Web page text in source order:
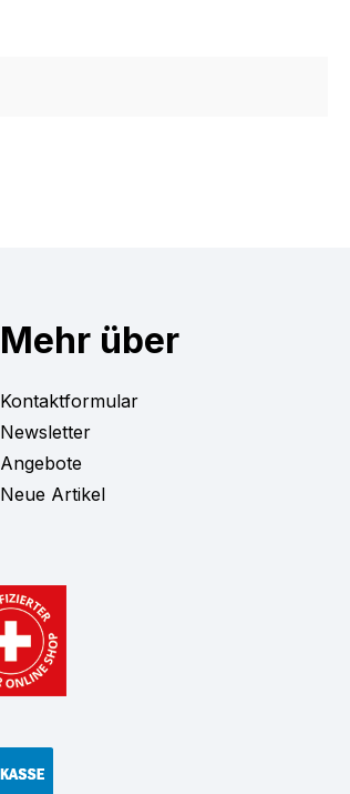
Mehr über
Kontaktformular
Newsletter
Angebote
Neue Artikel